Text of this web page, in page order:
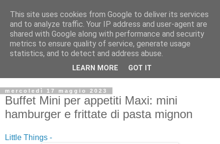
mercoledì 17 maggio 2023
Buffet Mini per appetiti Maxi: mini
hamburger e frittate di pasta mignon
Little Things -
This site uses cookies from Google to deliver its services
and to analyze traffic. Your IP address and user-agent are
shared with Google along with performance and security
metrics to ensure quality of service, generate usage
statistics, and to detect and address abuse.
LEARN MORE GOT IT